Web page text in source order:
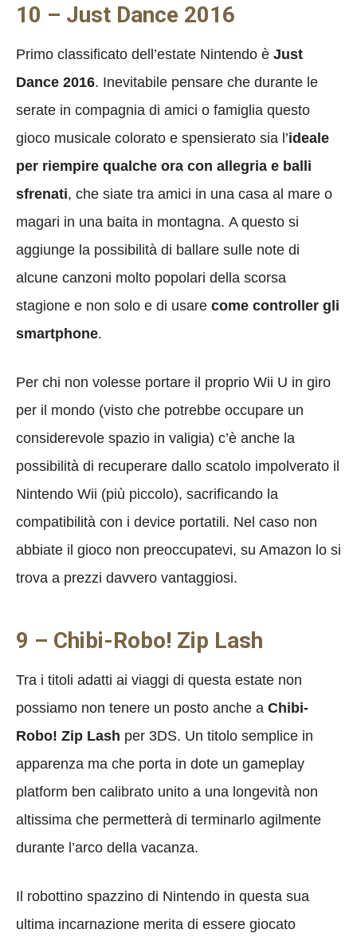
10 – Just Dance 2016
Primo classificato dell’estate Nintendo è Just
Dance 2016. Inevitabile pensare che durante le
serate in compagnia di amici o famiglia questo
gioco musicale colorato e spensierato sia l’ideale
per riempire qualche ora con allegria e balli
sfrenati, che siate tra amici in una casa al mare o
magari in una baita in montagna. A questo si
aggiunge la possibilità di ballare sulle note di
alcune canzoni molto popolari della scorsa
stagione e non solo e di usare come controller gli
smartphone.
Per chi non volesse portare il proprio Wii U in giro
per il mondo (visto che potrebbe occupare un
considerevole spazio in valigia) c’è anche la
possibilità di recuperare dallo scatolo impolverato il
Nintendo Wii (più piccolo), sacrificando la
compatibilità con i device portatili. Nel caso non
abbiate il gioco non preoccupatevi, su Amazon lo si
trova a prezzi davvero vantaggiosi.
9 – Chibi-Robo! Zip Lash
Tra i titoli adatti ai viaggi di questa estate non
possiamo non tenere un posto anche a Chibi-
Robo! Zip Lash per 3DS. Un titolo semplice in
apparenza ma che porta in dote un gameplay
platform ben calibrato unito a una longevità non
altissima che permetterà di terminarlo agilmente
durante l’arco della vacanza.
Il robottino spazzino di Nintendo in questa sua
ultima incarnazione merita di essere giocato